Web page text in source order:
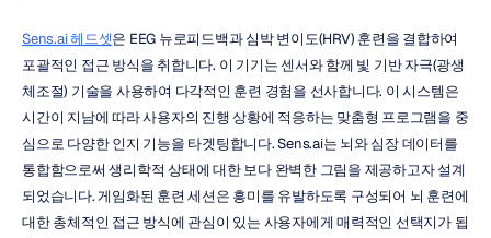
Sens.ai 헤드셋은 EEG 뉴로피드백과 심박 변이도(HRV) 훈련을 결합하여
포괄적인 접근 방식을 취합니다. 이 기기는 센서와 함께 빛 기반 자극(광생
체조절) 기술을 사용하여 다각적인 훈련 경험을 선사합니다. 이 시스템은
시간이 지남에 따라 사용자의 진행 상황에 적응하는 맞춤형 프로그램을 중
심으로 다양한 인지 기능을 타겟팅합니다. Sens.ai는 뇌와 심장 데이터를
통합함으로써 생리학적 상태에 대한 보다 완벽한 그림을 제공하고자 설계
되었습니다. 게임화된 훈련 세션은 흥미를 유발하도록 구성되어 뇌 훈련에
대한 총체적인 접근 방식에 관심이 있는 사용자에게 매력적인 선택지가 됩